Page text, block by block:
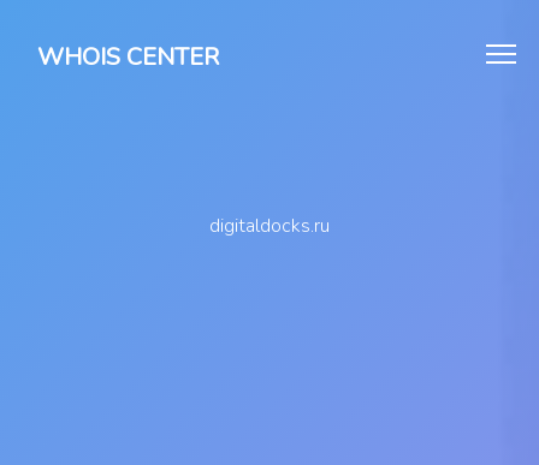
WHOIS CENTER
digitaldocks.ru